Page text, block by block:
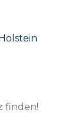
finden!